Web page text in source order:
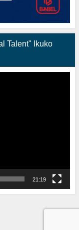
Talent" Ikuko
21:19